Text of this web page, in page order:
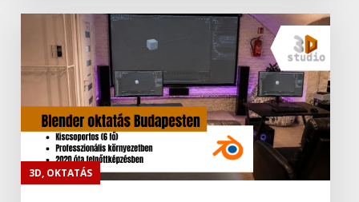
3D, OKTATÁS